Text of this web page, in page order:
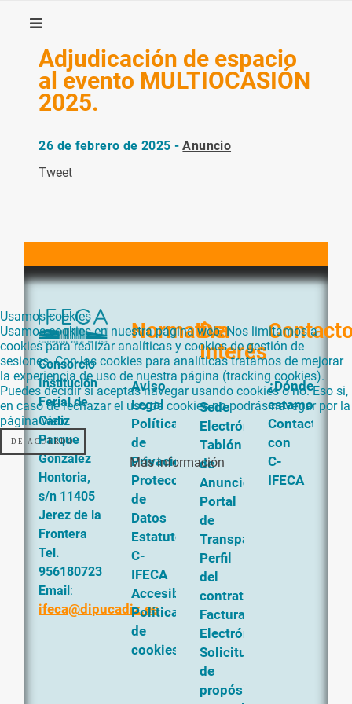
Adjudicación de espacio
al evento MULTIOCASIÓN
2025.
26 de febrero de 2025 -Anuncio
Tweet
Consorcio
Institución
Ferial de
Cádiz
Parque
Gonzalez
Hontoria,
s/n 11405
Jerez de la
Frontera
Tel.
956180723
Email :
ifeca@dipucadiz.es
Normativa
Aviso
Legal
Política
de
Privacidad
Protección
de
Datos
Estatutos
C-
IFECA
Accesibilidad
Política
de
cookies
De
Interés
Sede
Electrónica
Tablón
de
Anuncios
Portal
de
Transparencia
Perfil
del
contratante
Factura
Electrónica
Solicitud
de
propósito
¿Dónde
estamos?
Contacta
con
C-
IFECA
Usamos cookies
Usamos cookies en nuestra página web. Nos limitamos a
cookies para realizar analíticas y cookies de gestión de
sesiones. Con las cookies para analíticas tratamos de mejorar
la experiencia de uso de nuestra página (tracking cookies).
Puedes decidir si aceptas navegar usando cookies o no. Eso si,
en caso de rechazar el uso de cookies no podrás navegar por la
página web.
DE ACUERDO
Más información